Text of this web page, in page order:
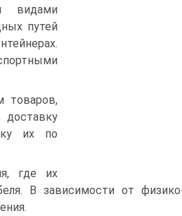
видами
путей
товаров,
доставку
их по
где их
В зависимости от